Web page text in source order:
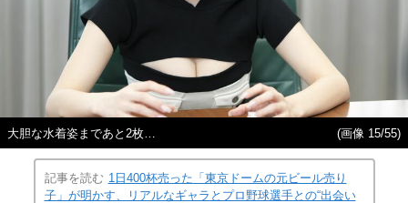
大胆な水着姿まであと2枚… (画像 15/55)
記事を読む 1日400杯売った「東京ドームの元ビール売り
子」が明かす、リアルなギャラとプロ野球選手との“出会い